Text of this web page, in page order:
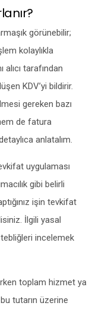
görünebilir;
kolaylıkla
tarafından
KDV’yi bildirir.
gereken bazı
de fatura
anlatalım.
uygulaması
gibi belirli
işin tevkifat
İlgili yasal
incelemek
toplam hizmet ya
tutarın üzerine